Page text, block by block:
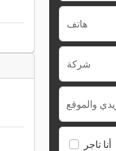
هاتف
شركة
والموقع
أنا تاجر